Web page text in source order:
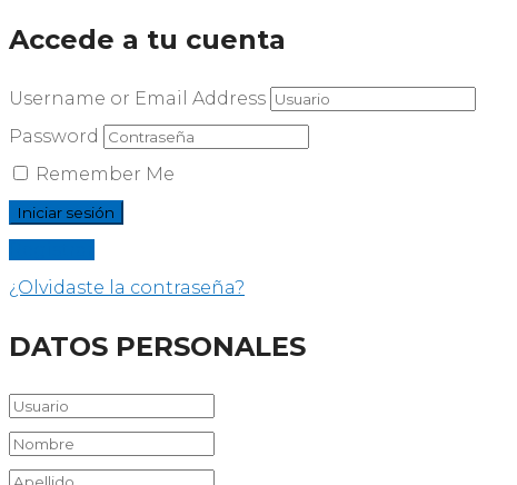
Accede a tu cuenta
Username or Email Address
Password
Remember Me
¿Olvidaste la contraseña?
DATOS PERSONALES